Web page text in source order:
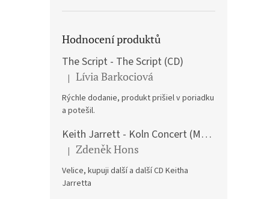
Hodnocení produktů
The Script - The Script (CD)
Hodnocení produktu je 5 z 5 hvězdiček.
| Lívia Barkociová
Rýchle dodanie, produkt prišiel v poriadku
a potešil.
Keith Jarrett - Koln Concert (Music CD)
Hodnocení produktu je 5 z 5 hvězdiček.
| Zdeněk Hons
Velice, kupuji další a další CD Keitha
Jarretta